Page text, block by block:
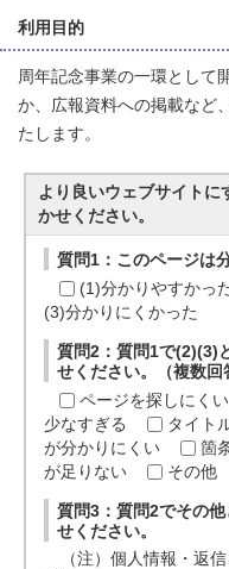
利用目的
周年記念事業の一環として
か、広報資料への掲載など
たします。
より良いウェブサイトに
かせください。
質問1：このページは
(1)分かりやすかっ
(3)分かりにくかった
質問2：質問1で(2)(3)
せください。（複数回
ページを探しにくい
少なすぎる
タイト
が分かりにくい
箇
が足りない
その他
質問3：質問2でその
せください。
（注）個人情報・返信